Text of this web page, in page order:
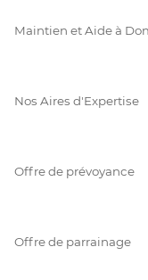
Maintien et Aide à
Nos Aires d'Expertise
Offre de prévoyance
Offre de parrainage